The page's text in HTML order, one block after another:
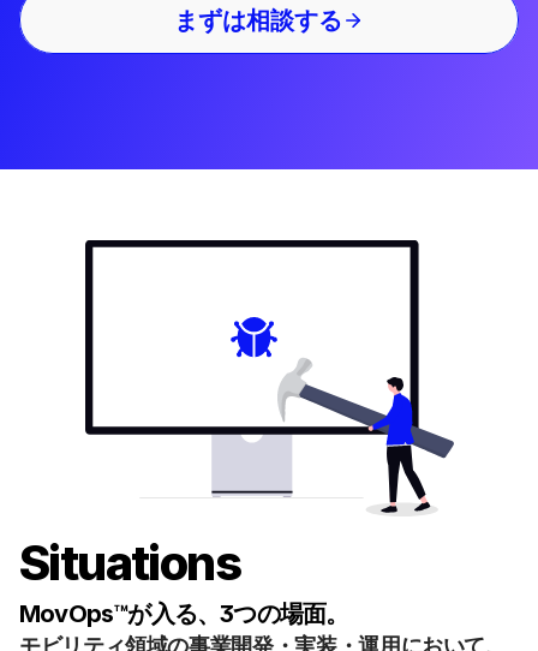
まずは相談する
Situations
MovOps™が入る、3つの場面。
モビリティ領域の事業開発・実装・運用において、